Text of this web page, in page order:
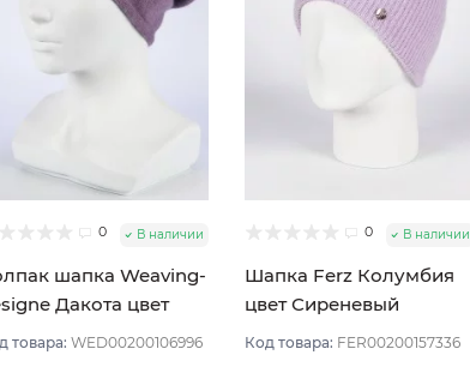
0 В наличии
шапка Weaving-
Дакота цвет
товара: WED00200106996
0 В наличии
Шапка Ferz Колумбия
цвет Сиреневый
светлый
Код товара: FER00200157336